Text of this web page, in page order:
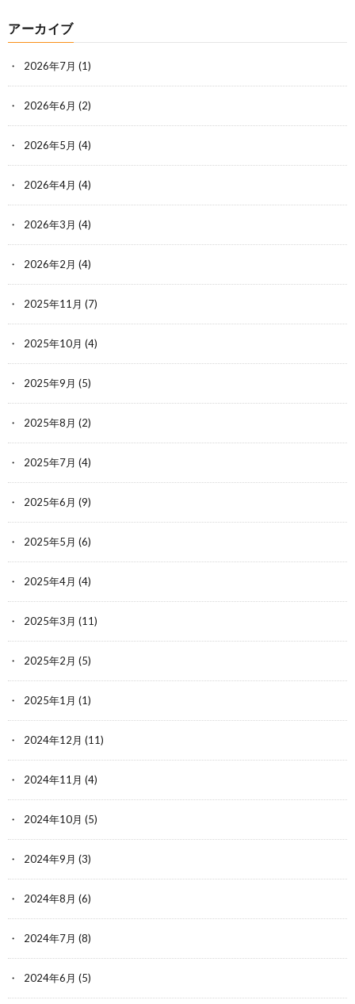
アーカイブ
2026年7月 (1)
2026年6月 (2)
2026年5月 (4)
2026年4月 (4)
2026年3月 (4)
2026年2月 (4)
2025年11月 (7)
2025年10月 (4)
2025年9月 (5)
2025年8月 (2)
2025年7月 (4)
2025年6月 (9)
2025年5月 (6)
2025年4月 (4)
2025年3月 (11)
2025年2月 (5)
2025年1月 (1)
2024年12月 (11)
2024年11月 (4)
2024年10月 (5)
2024年9月 (3)
2024年8月 (6)
2024年7月 (8)
2024年6月 (5)